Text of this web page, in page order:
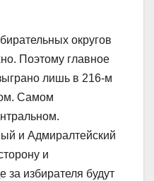
округов
Поэтому главное
лишь в 216-м
Самом
и Адмиралтейский
и
за избирателя будут